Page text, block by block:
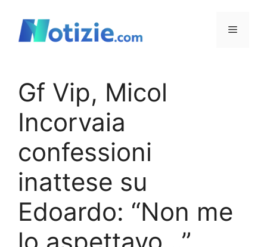
contenuto
Menu
Gf Vip, Micol
Incorvaia
confessioni
inattese su
Edoardo: “Non me